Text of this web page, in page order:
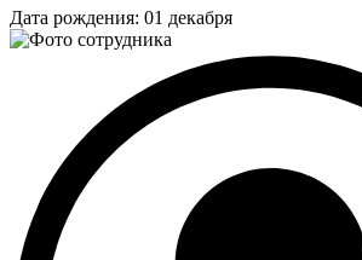
Дата рождения: 01 декабря